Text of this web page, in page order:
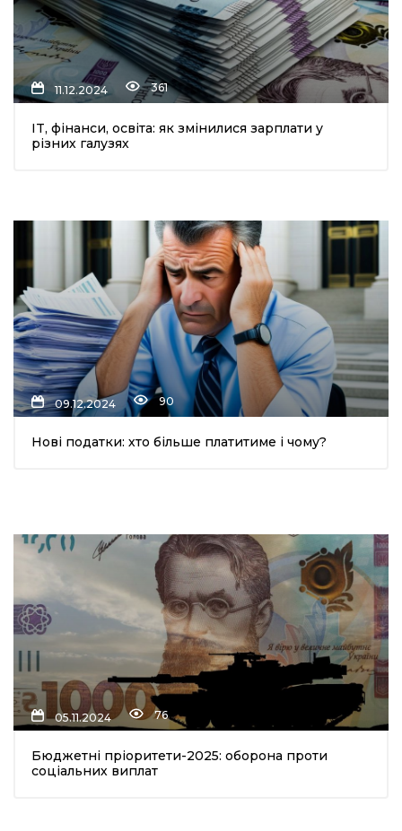
11.12.2024 361
IT, фінанси, освіта: як змінилися зарплати у
різних галузях
09.12.2024 90
Нові податки: хто більше платитиме і чому?
05.11.2024 76
Бюджетні пріоритети-2025: оборона проти
соціальних виплат